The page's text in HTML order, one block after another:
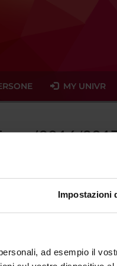
Impostazioni
ad esempio il
MY UNIVR
- (2016/
relativo